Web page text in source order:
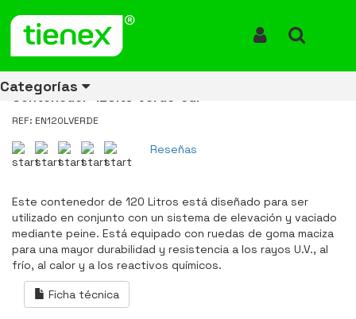
Categorías
Contenedor de Basura con Ruedas 120 Litros Verde CDR
Contenedor de Basura con
Ruedas 120 Litros Verde CDR
Contenedor-120lts-verde-cdr
REF: EN120LVERDE
Reseñas
Este contenedor de 120 Litros está diseñado para ser
utilizado en conjunto con un sistema de elevación y vaciado
mediante peine. Está equipado con ruedas de goma maciza
para una mayor durabilidad y resistencia a los rayos U.V., al
frío, al calor y a los reactivos químicos.
Ficha técnica
Ver todos
ENERGÍA
Ver todos
CANECAS
DE
RECICLAJE
Ver todos
RUBBERMAID
Ver todos
EQUIPOS
DE
LIMPIEZA
Ver todos
MANEJO
DE
MATERIALES
Ver todos
AIRE
LIBRE
Ver todos
ACCESORIOS
PARA
BAÑOS